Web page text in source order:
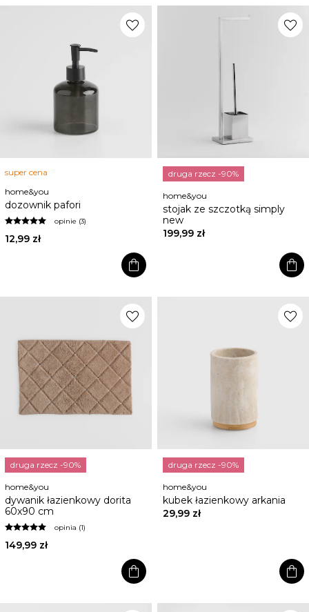
favorite
super cena
home&you
dozownik pafori
opinie (3)
12,99 zł
shopping_bag
favorite
druga rzecz -90%
home&you
stojak ze szczotką simply
new
199,99 zł
shopping_bag
favorite
druga rzecz -90%
home&you
dywanik łazienkowy dorita
60x90 cm
opinia (1)
149,99 zł
shopping_bag
favorite
druga rzecz -90%
home&you
kubek łazienkowy arkania
29,99 zł
shopping_bag